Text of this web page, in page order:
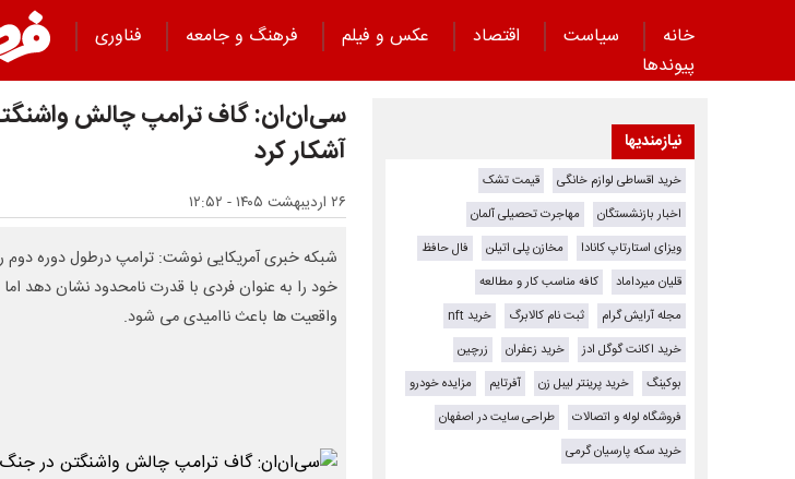
خانه سیاست اقتصاد عکس و فیلم فرهنگ و جامعه
فناوری
پیوند‌ها
سی‌ان‌ان: گاف ترامپ چالش
آشکار کرد
۲۶ اردیبهشت ۱۴۰۵ - ۱۲:۵۲
شبکه خبری آمریکایی نوشت: ترامپ درطول دوره
خود را به عنوان فردی با قدرت نامحدود نشان دهد اما
واقعیت ها باعث ناامیدی می شود.
نیازمندیها
خرید اقساطی لوازم خانگی
قیمت تشک
اخبار بازنشستگان
مهاجرت تحصیلی آلمان
ویزای استارتاپ کانادا
مخازن پلی اتیلن
فال حافظ
قلیان میرداماد
کافه مناسب کار و مطالعه
مجله آرایش گرام
ثبت نام کالابرگ
خرید nft
خرید اکانت گوگل ادز
خرید زعفران
زرچین
بوکینگ
خرید پرینتر لیبل زن آفرتایم
مزایده خودرو
فروشگاه لوله و اتصالات
طراحی سایت در اصفهان
خرید سکه پارسیان گرمی